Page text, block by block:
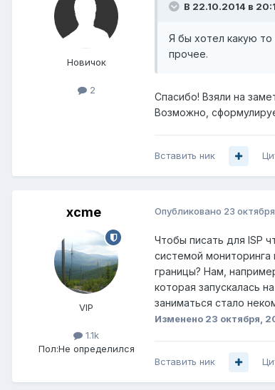
Новичок
2
В 22.10.2014 в
Я бы хотел какую то
прочее.
Спасибо! Взяли на
Возможно,
Вставить ник
xcme
VIP
1.1k
Пол:Не определился
Опубликовано 23
Чтобы писать для ISP
системой
границы? Нам,
которая запускалась
заниматься стало
Изменено 23 октября,
Вставить ник